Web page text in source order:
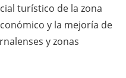
turístico de la zona
y la mejoría de
y zonas